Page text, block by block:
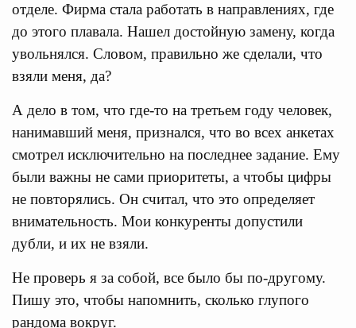
отделе. Фирма стала работать в направлениях, где
до этого плавала. Нашел достойную замену, когда
увольнялся. Словом, правильно же сделали, что
взяли меня, да?
А дело в том, что где-то на третьем году человек,
нанимавший меня, признался, что во всех анкетах
смотрел исключительно на последнее задание. Ему
были важны не сами приоритеты, а чтобы цифры
не повторялись. Он считал, что это определяет
внимательность. Мои конкуренты допустили
дубли, и их не взяли.
Не проверь я за собой, все было бы по-другому.
Пишу это, чтобы напомнить, сколько глупого
рандома вокруг.